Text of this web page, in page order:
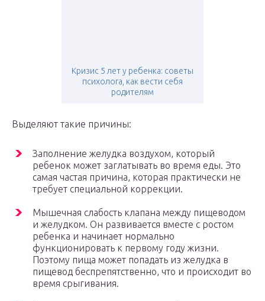
Кризис 5 лет у ребенка: советы
психолога, как вести себя
родителям
Выделяют такие причины:
Заполнение желудка воздухом, который
ребенок может заглатывать во время еды. Это
самая частая причина, которая практически не
требует специальной коррекции.
Мышечная слабость клапана между пищеводом
и желудком. Он развивается вместе с ростом
ребенка и начинает нормально
функционировать к первому году жизни.
Поэтому пища может попадать из желудка в
пищевод беспрепятственно, что и происходит во
время срыгивания.